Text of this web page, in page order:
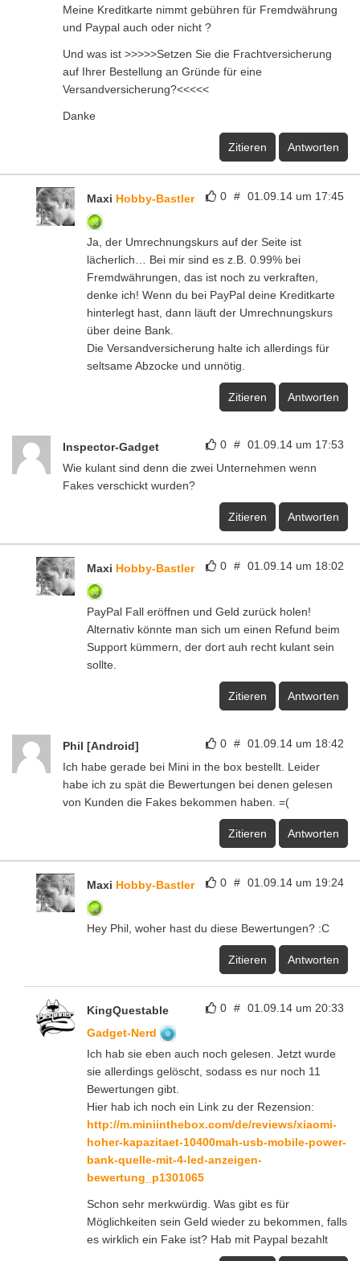
Meine Kreditkarte nimmt gebühren für Fremdwährung
und Paypal auch oder nicht ?
Und was ist >>>>>Setzen Sie die Frachtversicherung
auf Ihrer Bestellung an Gründe für eine
Versandversicherung?<<<<<
Danke
Zitieren Antworten
0 # 01.09.14 um 17:45
Maxi Hobby-Bastler
Ja, der Umrechnungskurs auf der Seite ist
lächerlich… Bei mir sind es z.B. 0.99% bei
Fremdwährungen, das ist noch zu verkraften,
denke ich! Wenn du bei PayPal deine Kreditkarte
hinterlegt hast, dann läuft der Umrechnungskurs
über deine Bank.
Die Versandversicherung halte ich allerdings für
seltsame Abzocke und unnötig.
Zitieren Antworten
0 # 01.09.14 um 17:53
Inspector-Gadget
Wie kulant sind denn die zwei Unternehmen wenn
Fakes verschickt wurden?
Zitieren Antworten
0 # 01.09.14 um 18:02
Maxi Hobby-Bastler
PayPal Fall eröffnen und Geld zurück holen!
Alternativ könnte man sich um einen Refund beim
Support kümmern, der dort auh recht kulant sein
sollte.
Zitieren Antworten
0 # 01.09.14 um 18:42
Phil [Android]
Ich habe gerade bei Mini in the box bestellt. Leider
habe ich zu spät die Bewertungen bei denen gelesen
von Kunden die Fakes bekommen haben. =(
Zitieren Antworten
0 # 01.09.14 um 19:24
Maxi Hobby-Bastler
Hey Phil, woher hast du diese Bewertungen? :C
Zitieren Antworten
0 # 01.09.14 um 20:33
KingQuestable
Gadget-Nerd
Ich hab sie eben auch noch gelesen. Jetzt wurde
sie allerdings gelöscht, sodass es nur noch 11
Bewertungen gibt.
Hier hab ich noch ein Link zu der Rezension:
http://m.miniinthebox.com/de/reviews/xiaomi-
hoher-kapazitaet-10400mah-usb-mobile-power-
bank-quelle-mit-4-led-anzeigen-
bewertung_p1301065
Schon sehr merkwürdig. Was gibt es für
Möglichkeiten sein Geld wieder zu bekommen, falls
es wirklich ein Fake ist? Hab mit Paypal bezahlt